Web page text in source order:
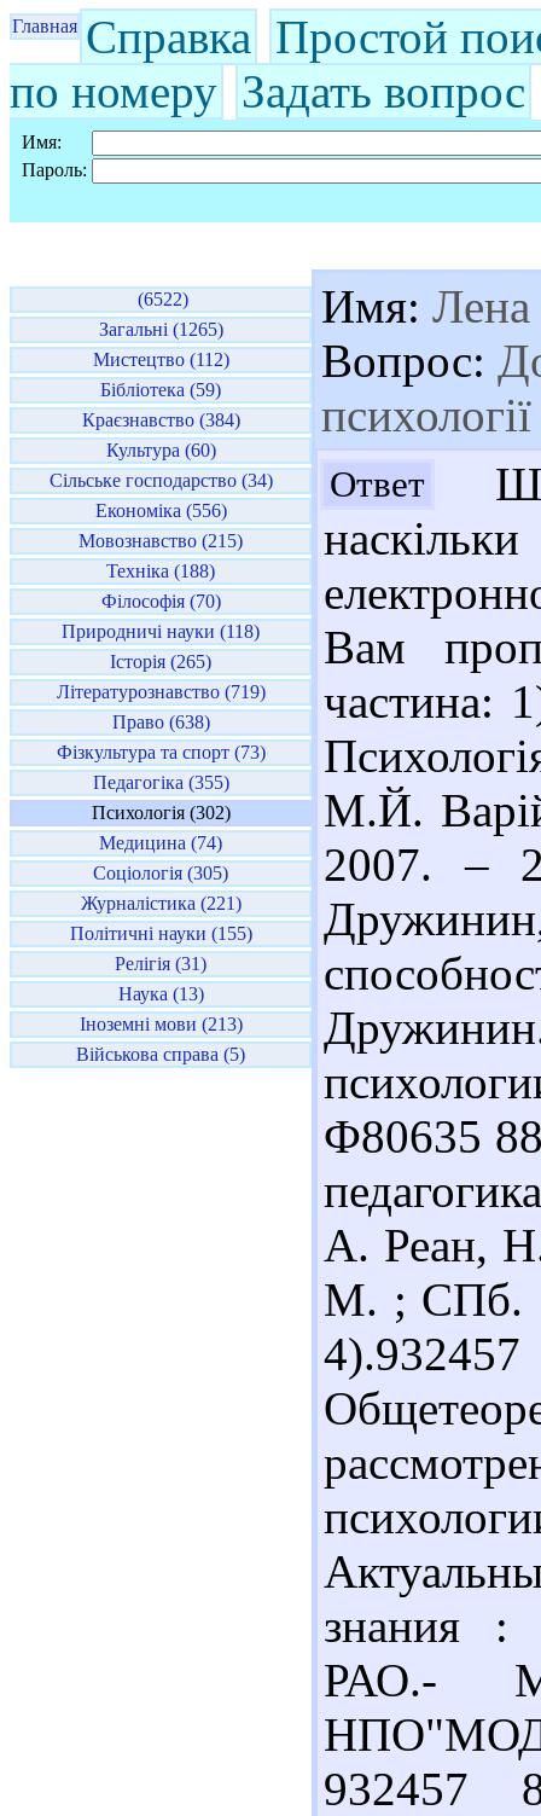
Главная Справка Простой
по номеру Задать вопрос
Имя:
Пароль:
(6522)
Загальні (1265)
Мистецтво (112)
Бібліотека (59)
Краєзнавство (384)
Культура (60)
Сільське господарство (34)
Економіка (556)
Мовознавство (215)
Техніка (188)
Філософія (70)
Природничі науки (118)
Історія (265)
Літературознавство (719)
Право (638)
Фізкультура та спорт (73)
Педагогіка (355)
Психологія (302)
Медицина (74)
Соціологія (305)
Журналістика (221)
Політичні науки (155)
Релігія (31)
Наука (13)
Іноземні мови (213)
Військова справа (5)
Имя: Лена
Вопрос:
Ответ
Вам
частина:
М.Й.
2007. –
Ф80635
А. Реан,
М. ; СПб.
знания :
РАО.-
932457